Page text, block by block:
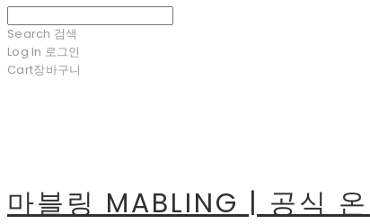
Search 검색
Log In 로그인
Cart장바구니
마블링 MABLING | 공식